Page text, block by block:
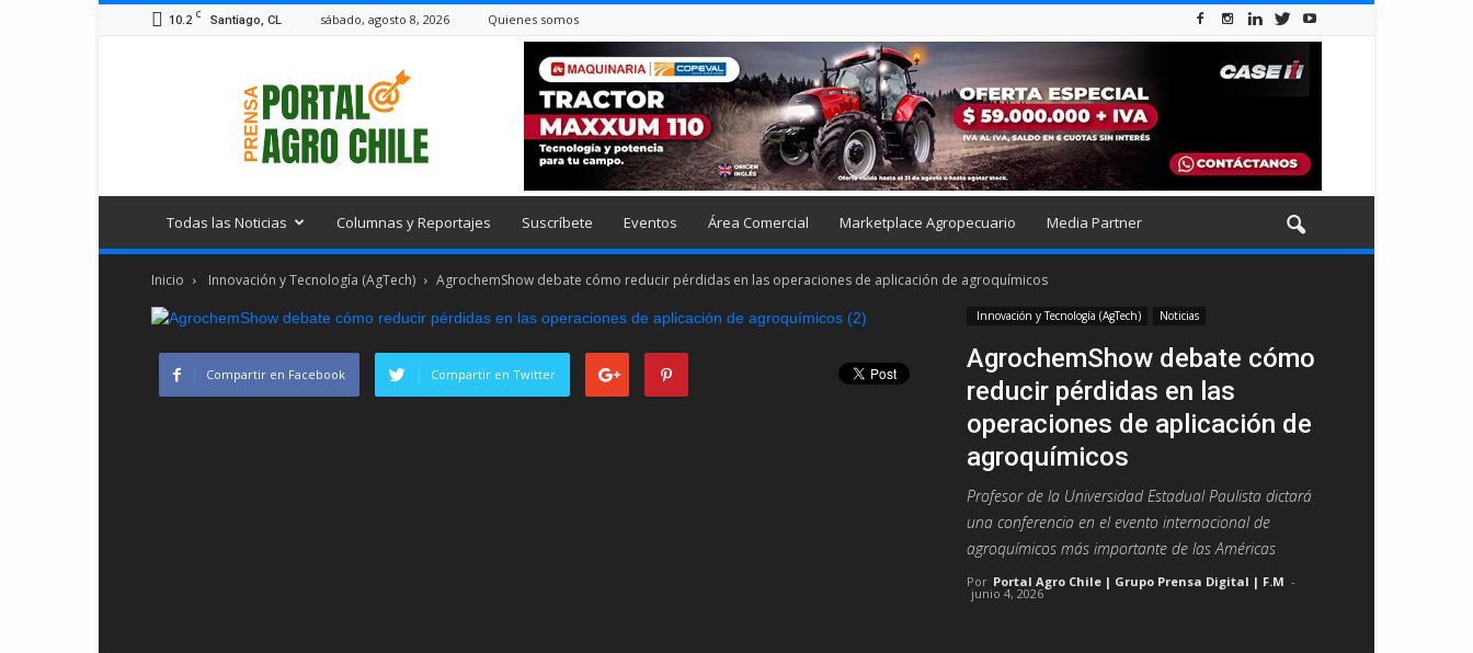
10.2 C Santiago, CL sábado, agosto 8, 2026 Quienes somos
Todas las Noticias Columnas y Reportajes Suscríbete Eventos Área Comercial Marketplace Agropecuario Media Partner
Inicio Innovación y Tecnología (AgTech) AgrochemShow debate cómo reducir pérdidas en las operaciones de aplicación de agroquímicos
Innovación y Tecnología (AgTech) Noticias
AgrochemShow debate cómo
reducir pérdidas en las
operaciones de aplicación de
agroquímicos
Profesor de la Universidad Estadual Paulista dictará
una conferencia en el evento internacional de
agroquímicos más importante de las Américas
Por Portal Agro Chile | Grupo Prensa Digital | F.M -
junio 4, 2026
Compartir en Facebook Compartir en Twitter